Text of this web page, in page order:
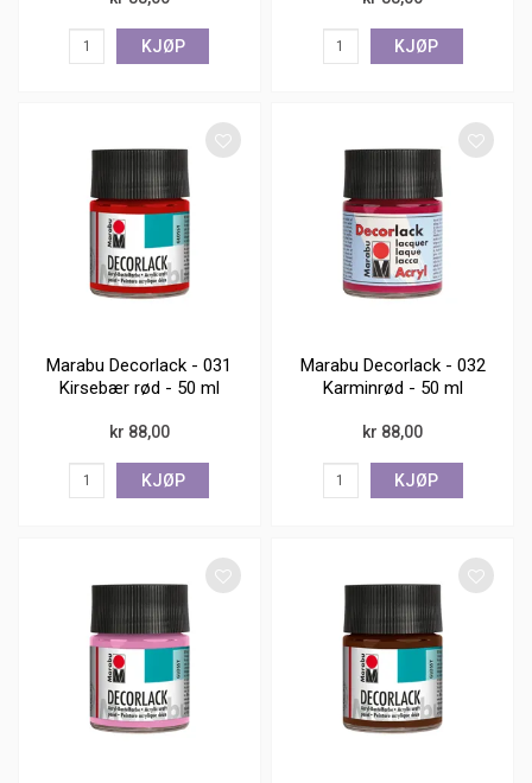
KJØP KJØP
Marabu Decorlack - 031
Kirsebær rød - 50 ml
kr 88,00
KJØP
Marabu Decorlack - 032
Karminrød - 50 ml
kr 88,00
KJØP